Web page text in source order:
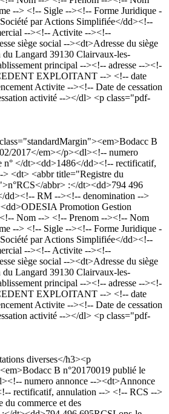
--> <!-- Sigle --><!-- Forme Juridique -
par Actions Simplifiée</dd><!--
--><!-- Activite --><!--
siège social --><dt>Adresse du siège
Langard 39130 Clairvaux-les-
principal --><!-- adresse --><!-
EXPLOITANT --> <!-- date
Activite --><!-- Date de cessation
activité --></dl> <p class="pdf-
B
2017</em></p><dl><!-- numero
n° </dt><dd>1486</dd><!-- rectificatif,
<dt> <abbr title="Registre du
abbr> :</dt><dd>794 496
dd><!-- RM --><!-- denomination -->
Promotion Gestion
Nom --> <!-- Prenom --><!-- Nom
--> <!-- Sigle --><!-- Forme Juridique -
par Actions Simplifiée</dd><!--
--><!-- Activite --><!--
siège social --><dt>Adresse du siège
Langard 39130 Clairvaux-les-
principal --><!-- adresse --><!-
EXPLOITANT --> <!-- date
Activite --><!-- Date de cessation
activité --></dl> <p class="pdf-
diverses</h3><p
B n°20170019 publié le
numero annonce --><dt>Annonce
rectificatif, annulation --> <!-- RCS -->
commerce et des